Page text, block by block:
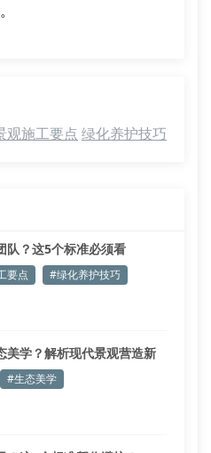
观施工要点 绿化养护技巧
队？这5个标准必须看
要点 #绿化养护技巧
美学？解析现代景观营造新
#生态美学